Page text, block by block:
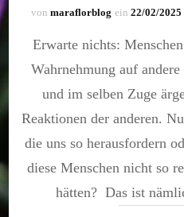
von maraflorblog ein 22/02/2025
Erwarte nichts:
Wahrnehmung auf
und im selben Zuge
Reaktionen der anderen.
die uns so herausfordern
diese Menschen nicht so
hätten? Das ist